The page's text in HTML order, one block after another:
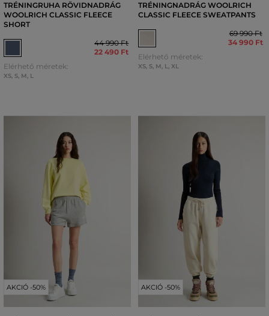
TRÉNINGRUHA RÖVIDNADRÁG
WOOLRICH CLASSIC FLEECE
SHORT
44 990 Ft
22 490 Ft
Elérhető méretek:
XS, S, M, L
TRÉNINGNADRÁG WOOLRICH
CLASSIC FLEECE SWEATPANTS
69 990 Ft
34 990 Ft
Elérhető méretek:
XS, S, M, L, XL
AKCIÓ -50% AKCIÓ -50%